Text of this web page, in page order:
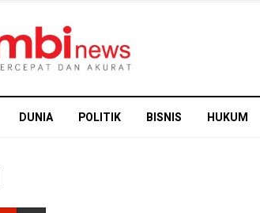
DUNIA POLITIK BISNIS HUKUM